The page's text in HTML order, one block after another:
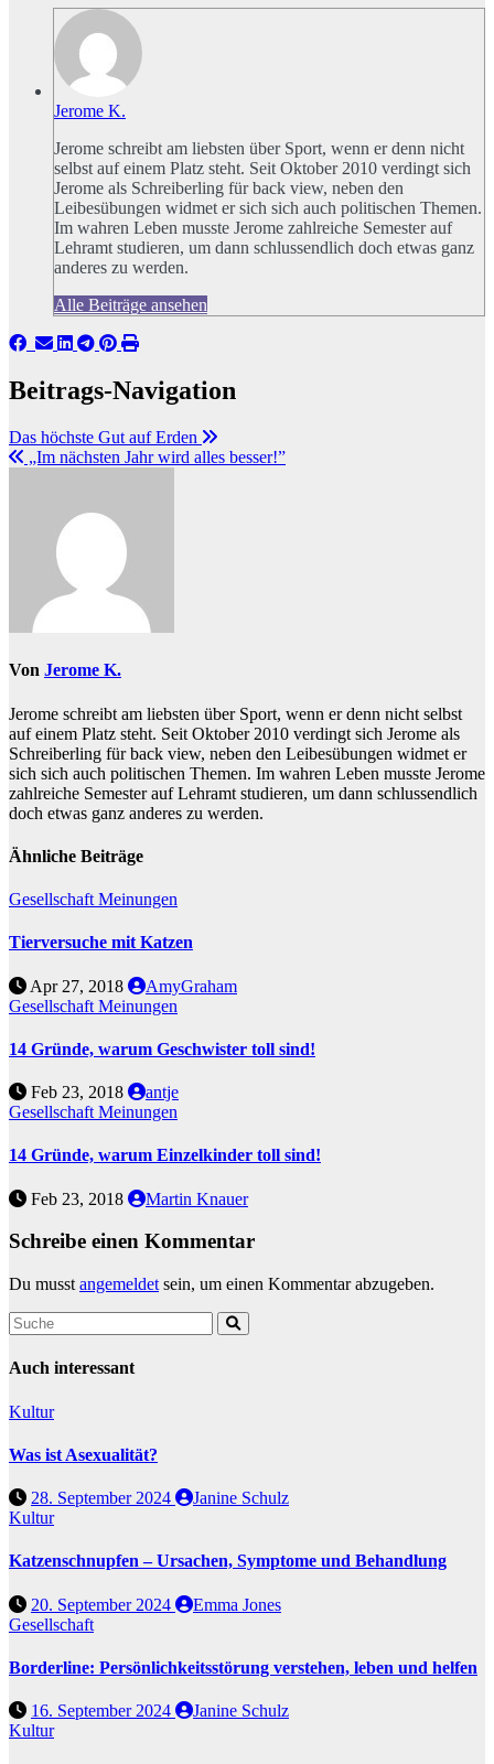
Jerome K.
Jerome schreibt am liebsten über Sport, wenn er denn nicht
selbst auf einem Platz steht. Seit Oktober 2010 verdingt sich
Jerome als Schreiberling für back view, neben den
Leibesübungen widmet er sich sich auch politischen Themen.
Im wahren Leben musste Jerome zahlreiche Semester auf
Lehramt studieren, um dann schlussendlich doch etwas ganz
anderes zu werden.
Alle Beiträge ansehen
Beitrags-Navigation
Das höchste Gut auf Erden
„Im nächsten Jahr wird alles besser!”
Von Jerome K.
Jerome schreibt am liebsten über Sport, wenn er denn nicht selbst
auf einem Platz steht. Seit Oktober 2010 verdingt sich Jerome als
Schreiberling für back view, neben den Leibesübungen widmet er
sich sich auch politischen Themen. Im wahren Leben musste Jerome
zahlreiche Semester auf Lehramt studieren, um dann schlussendlich
doch etwas ganz anderes zu werden.
Ähnliche Beiträge
Gesellschaft Meinungen
Tierversuche mit Katzen
Apr 27, 2018
AmyGraham
Gesellschaft Meinungen
14 Gründe, warum Geschwister toll sind!
Feb 23, 2018
antje
Gesellschaft Meinungen
14 Gründe, warum Einzelkinder toll sind!
Feb 23, 2018 Martin Knauer
Schreibe einen Kommentar
Du musst angemeldet sein, um einen Kommentar abzugeben.
Auch interessant
Kultur
Was ist Asexualität?
28. September 2024
Janine Schulz
Kultur
Katzenschnupfen – Ursachen, Symptome und Behandlung
20. September 2024
Emma Jones
Gesellschaft
Borderline: Persönlichkeitsstörung verstehen, leben und helfen
16. September 2024
Janine Schulz
Kultur